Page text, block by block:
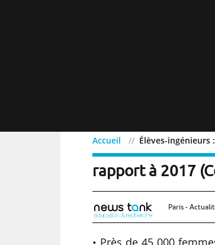
Accueil Élèves-ingénieurs
Élèves-
rapport à 2017
Paris -